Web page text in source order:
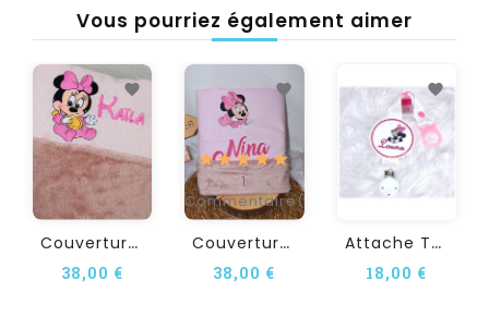
Vous pourriez également aimer
C
Ouverture Personnalisée...
38,00 €
1
Commentaire(s)
C
Ouverture Bébé...
38,00 €
A
Ttache Tétine...
18,00 €